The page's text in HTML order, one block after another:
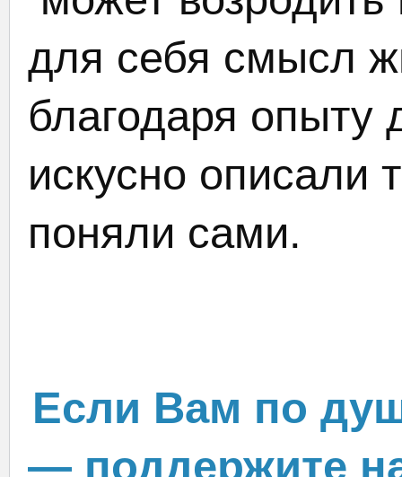
для себя смысл
благодаря опыту
искусно описали
поняли сами.
Если Вам по
— поддержите